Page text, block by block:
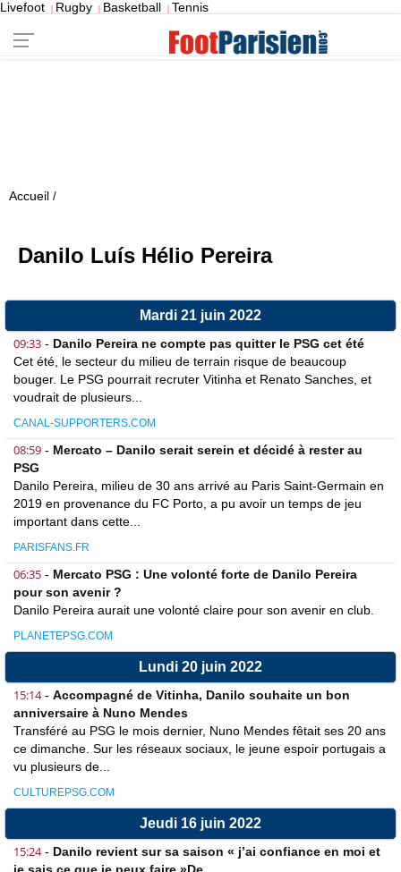
Livefoot | Rugby | Basketball | Tennis
Accueil /
Danilo Luís Hélio Pereira
Mardi 21 juin 2022
09:33 - Danilo Pereira ne compte pas quitter le PSG cet été
Cet été, le secteur du milieu de terrain risque de beaucoup
bouger. Le PSG pourrait recruter Vitinha et Renato Sanches, et
voudrait de plusieurs...
CANAL-SUPPORTERS.COM
08:59 - Mercato – Danilo serait serein et décidé à rester au
PSG
Danilo Pereira, milieu de 30 ans arrivé au Paris Saint-Germain en
2019 en provenance du FC Porto, a pu avoir un temps de jeu
important dans cette...
PARISFANS.FR
06:35 - Mercato PSG : Une volonté forte de Danilo Pereira
pour son avenir ?
Danilo Pereira aurait une volonté claire pour son avenir en club.
PLANETEPSG.COM
Lundi 20 juin 2022
15:14- Accompagné de Vitinha, Danilo souhaite un bon
anniversaire à Nuno Mendes
Transféré au PSG le mois dernier, Nuno Mendes fêtait ses 20 ans
ce dimanche. Sur les réseaux sociaux, le jeune espoir portugais a
vu plusieurs de...
CULTUREPSG.COM
Jeudi 16 juin 2022
15:24- Danilo revient sur sa saison « j’ai confiance en moi et